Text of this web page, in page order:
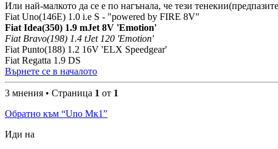
Или най-малкото да се е по нагънала, че тези
Fiat Uno(146E) 1.0 i.e S - "powered by FIRE 8V"
Fiat Idea(350) 1.9 mJet 8V 'Emotion'
Fiat Bravo(198) 1.4 tJet 120 'Emotion'
Fiat Punto(188) 1.2 16V 'ELX Speedgear'
Fiat Regatta 1.9 DS
Върнете се в началото
3 мнения • Страница 1 от 1
Обратно към “Uno Мк1”
Иди на